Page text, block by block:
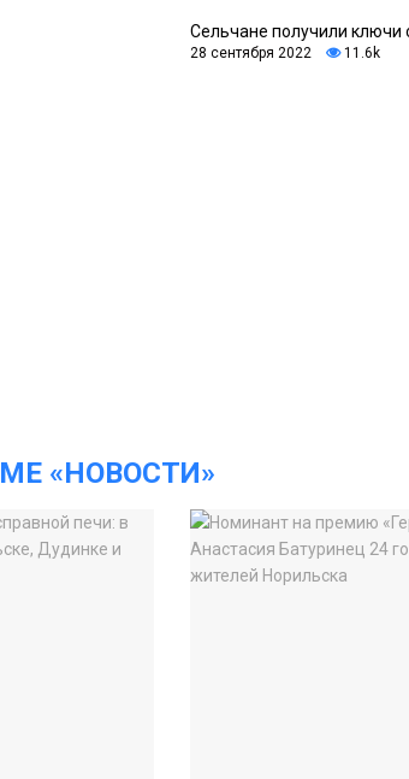
Сельчане получили ключи
28 сентября 2022 11.6k
«НОВОСТИ»